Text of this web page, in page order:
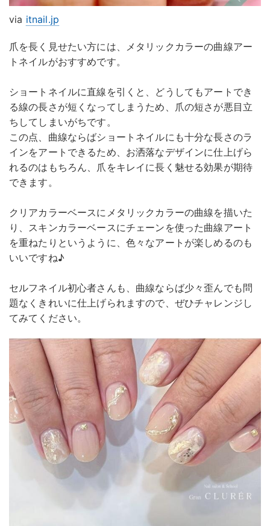
via itnail.jp
爪を長く見せたい方には、メタリックカラーの曲線アー
トネイルがおすすめです。
ショートネイルに直線を引くと、どうしてもアートでき
る線の長さが短くなってしまうため、爪の短さが悪目立
ちしてしまいがちです。
この点、曲線ならばショートネイルにも十分な長さのラ
インをアートできるため、お洒落なデザインに仕上げら
れるのはもちろん、爪をキレイに長く魅せる効果が期待
できます。
クリアカラーベースにメタリックカラーの曲線を描いた
り、スキンカラーベースにチェーンを使った曲線アート
を重ねたりというように、色々なアートが楽しめるのも
いいですね♪
セルフネイル初心者さんも、曲線ならば少々歪んでも問
題なくきれいに仕上げられますので、ぜひチャレンジし
てみてください。